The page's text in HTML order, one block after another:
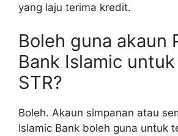
yang laju terima kredit.
Boleh guna akaun
Bank Islamic
STR?
Boleh. Akaun simpanan atau
Islamic Bank boleh guna untuk